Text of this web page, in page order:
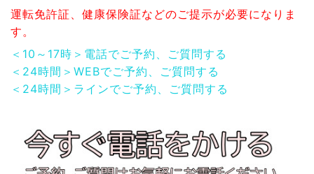
運転免許証、健康保険証などのご提示が必要になりま
す。
＜10～17時＞電話でご予約、ご質問する
＜24時間＞WEBでご予約、ご質問する
＜24時間＞ラインでご予約、ご質問する